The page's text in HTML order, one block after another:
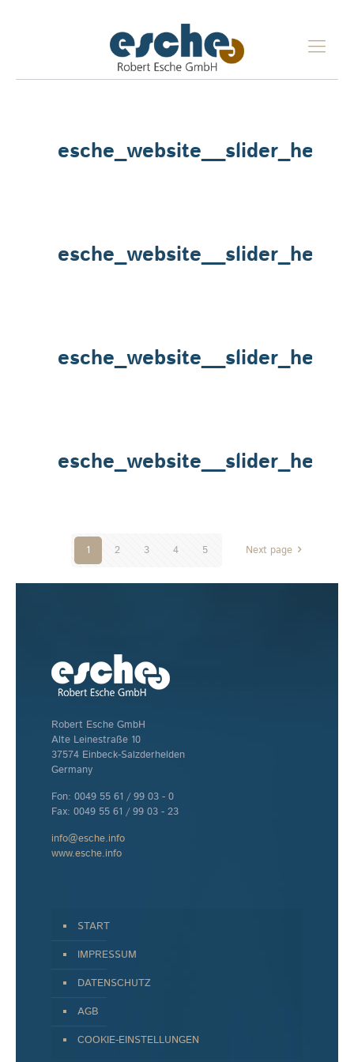
1 2 3 4 5 Next page
Robert Esche GmbH
Alte Leinestraße 10
37574 Einbeck-Salzderhelden
Germany
Fon: 0049 55 61 / 99 03 - 0
Fax: 0049 55 61 / 99 03 - 23
info@esche.info
www.esche.info
START
IMPRESSUM
DATENSCHUTZ
AGB
COOKIE-EINSTELLUNGEN